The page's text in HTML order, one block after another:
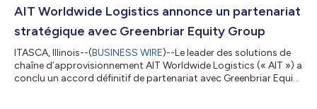
Tholan. Il dirigera la stratégie technologique mondiale de
AIT Worldwide Logistics annonce un partenariat
stratégique avec Greenbriar Equity Group
ITASCA, Illinois--(BUSINESS WIRE)--Le leader des solutions de
chaîne d’approvisionnement AIT Worldwide Logistics (« AIT ») a
conclu un accord définitif de partenariat avec Greenbriar Equity